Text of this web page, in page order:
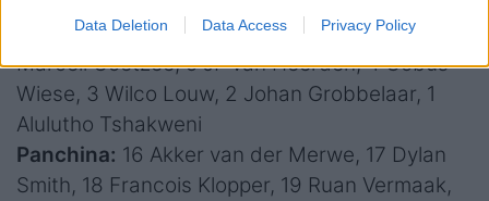
Data Deletion Data Access Privacy Policy
Papier, 8 Elrigh Louw (c), 7 Reinhardt Ludwig, 6
Marcell Coetzee, 5 JF van Heerden, 4 Cobus
Wiese, 3 Wilco Louw, 2 Johan Grobbelaar, 1
Alulutho Tshakweni
Panchina: 16 Akker van der Merwe, 17 Dylan
Smith, 18 Francois Klopper, 19 Ruan Vermaak,